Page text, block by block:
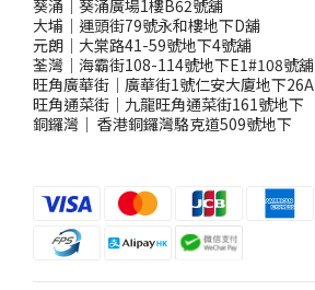
葵涌｜葵涌廣場1樓B62號舖
大埔｜運頭街79號永和樓地下D舖
元朗｜大棠路41-59號地下4號舖
荃灣｜海霸街108-114號地下E1#108號舖
旺角廣華街｜廣華街1號仁安大廈地下26A
旺角通菜街｜九龍旺角通菜街161號地下
銅鑼灣 ｜ 香港銅鑼灣駱克道509號地下